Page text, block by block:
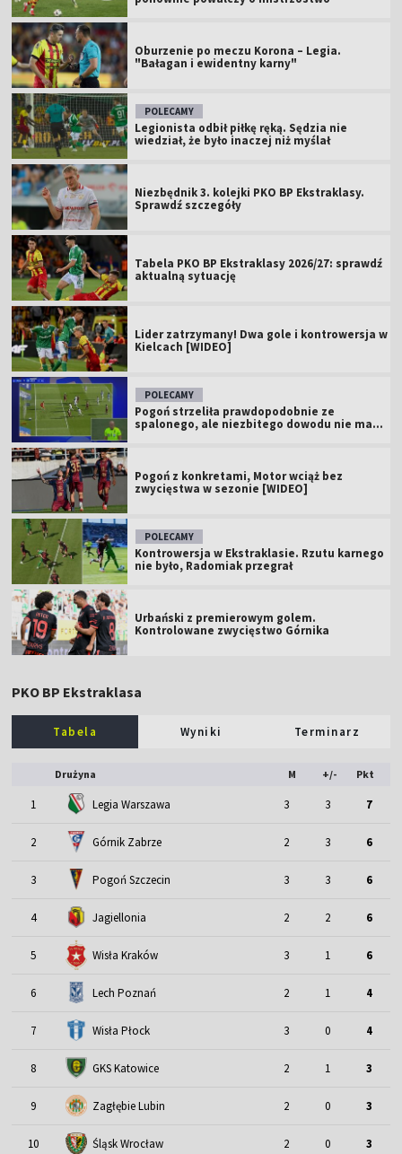
Oburzenie po meczu Korona – Legia.
"Bałagan i ewidentny karny"
POLECAMY
Legionista odbił piłkę ręką. Sędzia nie
wiedział, że było inaczej niż myślał
Niezbędnik 3. kolejki PKO BP Ekstraklasy.
Sprawdź szczegóły
Tabela PKO BP Ekstraklasy 2026/27: sprawdź
aktualną sytuację
Lider zatrzymany! Dwa gole i kontrowersja w
Kielcach [WIDEO]
POLECAMY
Pogoń strzeliła prawdopodobnie ze
spalonego, ale niezbitego dowodu nie ma...
Pogoń z konkretami, Motor wciąż bez
zwycięstwa w sezonie [WIDEO]
POLECAMY
Kontrowersja w Ekstraklasie. Rzutu karnego
nie było, Radomiak przegrał
Urbański z premierowym golem.
Kontrolowane zwycięstwo Górnika
PKO BP Ekstraklasa
Tabela Wyniki Terminarz
Drużyna M +/- Pkt
1 Legia Warszawa 3 3 7
2 Górnik Zabrze 2 3 6
3 Pogoń Szczecin 3 3 6
4 Jagiellonia 2 2 6
5 Wisła Kraków 3 1 6
6 Lech Poznań 2 1 4
7 Wisła Płock 3 0 4
8 GKS Katowice 2 1 3
9 Zagłębie Lubin 2 0 3
10 Śląsk Wrocław 2 0 3